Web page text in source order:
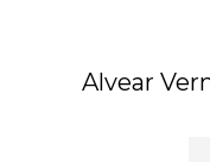
Alvear